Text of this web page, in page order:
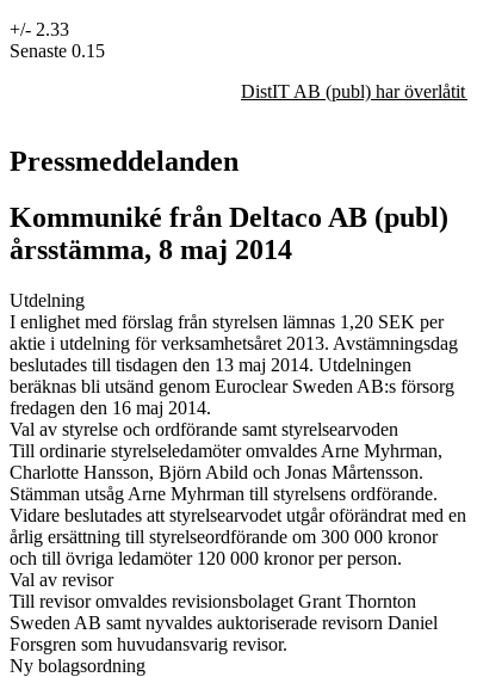
+/- 2.33
Senaste 0.15
DistIT AB (publ) har överlåtit
Pressmeddelanden
Kommuniké från Deltaco AB (publ)
årsstämma, 8 maj 2014
Utdelning
I enlighet med förslag från styrelsen lämnas 1,20 SEK per
aktie i utdelning för verksamhetsåret 2013. Avstämningsdag
beslutades till tisdagen den 13 maj 2014. Utdelningen
beräknas bli utsänd genom Euroclear Sweden AB:s försorg
fredagen den 16 maj 2014.
Val av styrelse och ordförande samt styrelsearvoden
Till ordinarie styrelseledamöter omvaldes Arne Myhrman,
Charlotte Hansson, Björn Abild och Jonas Mårtensson.
Stämman utsåg Arne Myhrman till styrelsens ordförande.
Vidare beslutades att styrelsearvodet utgår oförändrat med en
årlig ersättning till styrelseordförande om 300 000 kronor
och till övriga ledamöter 120 000 kronor per person.
Val av revisor
Till revisor omvaldes revisionsbolaget Grant Thornton
Sweden AB samt nyvaldes auktoriserade revisorn Daniel
Forsgren som huvudansvarig revisor.
Ny bolagsordning